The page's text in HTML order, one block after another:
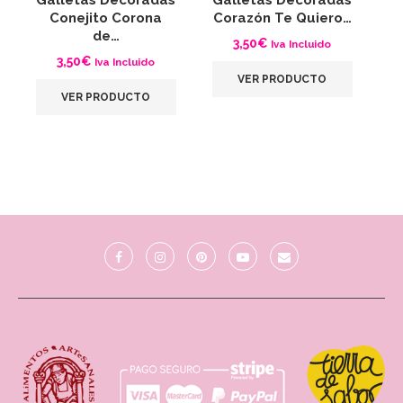
Conejito Corona
de…
3,50€ Iva Incluido
VER PRODUCTO
Corazón Te Quiero…
3,50€ Iva Incluido
VER PRODUCTO